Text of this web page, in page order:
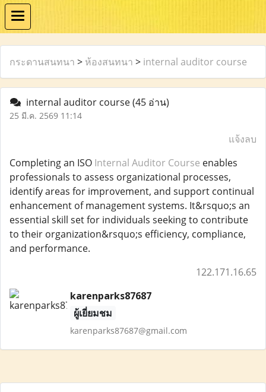
กระดานสนทนา > ห้องสนทนา > internal auditor course
internal auditor course(45 อ่าน)
25 มี.ค. 2569 11:14
แจ้งลบ
Completing an ISO Internal Auditor Course enables
professionals to assess organizational processes,
identify areas for improvement, and support continual
enhancement of management systems. It&rsquo;s an
essential skill set for individuals seeking to contribute
to their organization&rsquo;s efficiency, compliance,
and performance.
122.171.16.65
karenparks87687
ผู้เยี่ยมชม
karenparks87687@gmail.com